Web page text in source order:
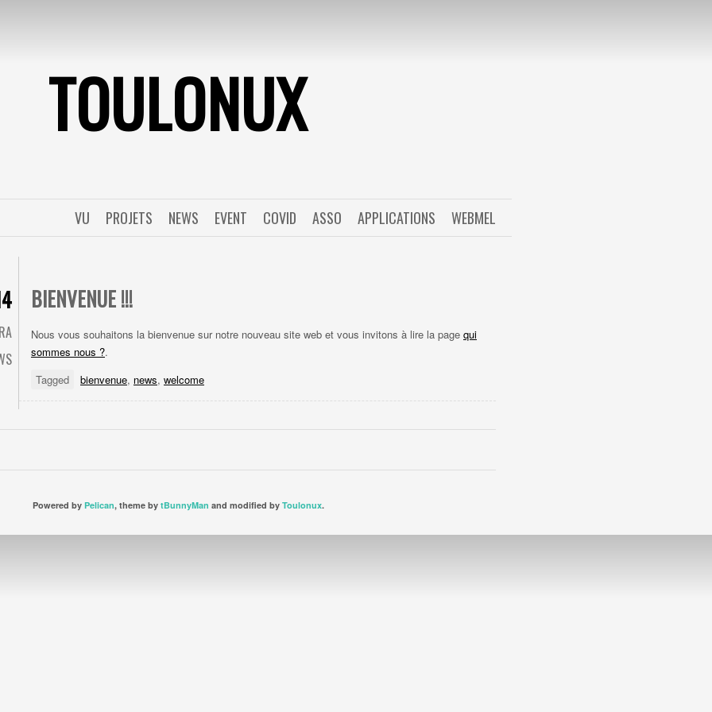
TOULONUX
WEBMEL
APPLICATIONS
ASSO
COVID
EVENT
NEWS
PROJETS
VU
BIENVENUE !!!
Nous vous souhaitons la bienvenue sur notre nouveau site web et vous invitons à lire la page qui
sommes nous ?.
Tagged
bienvenue, news, welcome
Powered by Pelican, theme by tBunnyMan and modified by Toulonux.